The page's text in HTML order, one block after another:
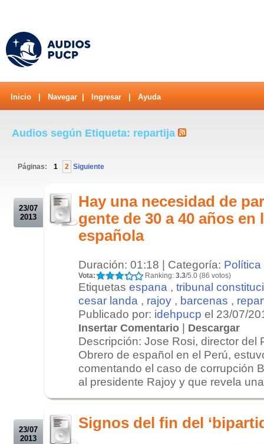
Inicio Navegar Ingresar Ayuda
Audios según Etiqueta: repartija
Páginas: 1 2 Siguiente
23/07
2013
Hay una necesidad de
gente de 30 a 40 años en
española
Duración: 01:18 | Categoría: Política
Vota: Ranking: 3.3/5.0 (86 votos)
Etiquetas espana , tribunal
cesar landa , rajoy , barcenas ,
Publicado por: idehpucp el 23/07/
Insertar Comentario | Descargar
Descripción: Jose Rosi, director del
Obrero de español en el Perú,
comentando el caso de corrupción
al presidente Rajoy y que revela
23/07
2013
Signos del fin del